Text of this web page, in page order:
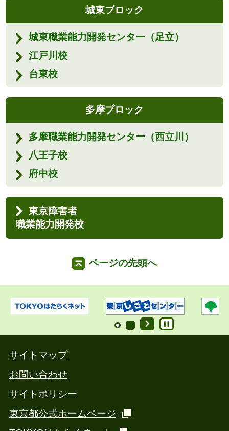
城東ブロック
城東職業能力開発センター（足立）
江戸川校
台東校
多摩ブロック
多摩職業能力開発センター（西立川）
八王子校
府中校
東京障害者
職業能力開発校
ページの先頭へ
サイトマップ
お問い合わせ
サイトポリシー
東京都公式ホームページ